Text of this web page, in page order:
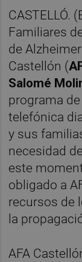
CASTELLÓ.
Familiares
de
Castellón (
Salomé
programa
telefónica
y sus
necesidad
este
obligado a
recursos de
la
AFA